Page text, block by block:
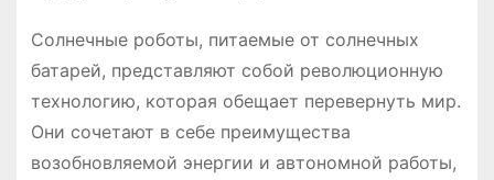
Солнечные роботы, питаемые от солнечных
батарей, представляют собой революционную
технологию, которая обещает перевернуть мир.
Они сочетают в себе преимущества
возобновляемой энергии и автономной работы,